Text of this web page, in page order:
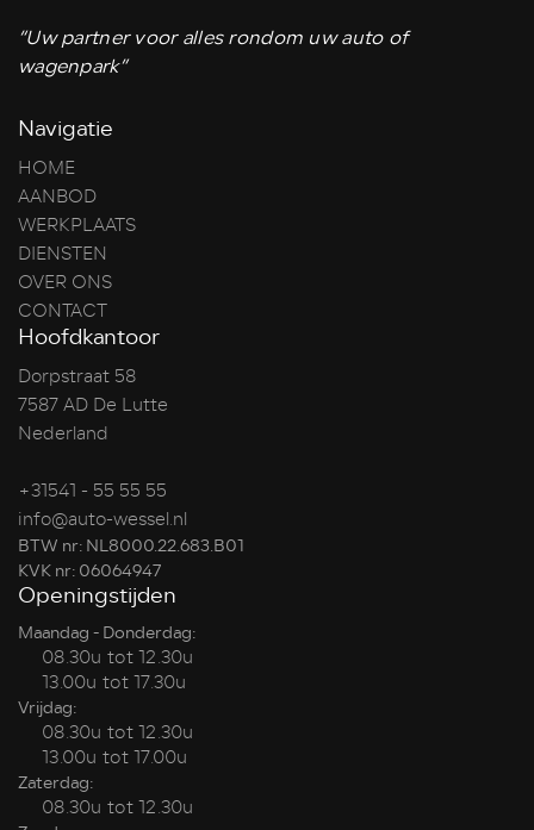
“Uw partner voor alles rondom uw auto of
wagenpark”
Navigatie
HOME
AANBOD
WERKPLAATS
DIENSTEN
OVER ONS
CONTACT
Hoofdkantoor
Dorpstraat 58
7587 AD De Lutte
Nederland
+31541 - 55 55 55
info@auto-wessel.nl
BTW nr: NL8000.22.683.B01
KVK nr: 06064947
Openingstijden
Maandag - Donderdag:
08.30u tot 12.30u
13.00u tot 17.30u
Vrijdag:
08.30u tot 12.30u
13.00u tot 17.00u
Zaterdag:
08.30u tot 12.30u